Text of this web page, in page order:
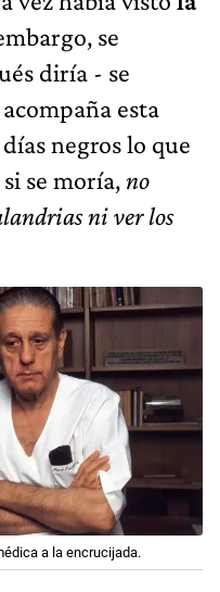
esta
negros lo que
se moría,no
ni ver los
a la encrucijada.
se acordó de
Escribió de